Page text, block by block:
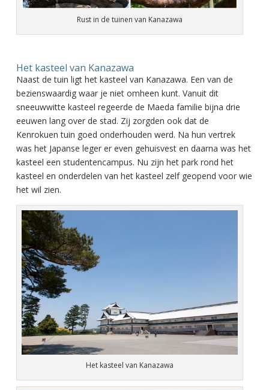
Rust in de tuinen van Kanazawa
Het kasteel van Kanazawa
Naast de tuin ligt het kasteel van Kanazawa. Een van de
bezienswaardig waar je niet omheen kunt. Vanuit dit
sneeuwwitte kasteel regeerde de Maeda familie bijna drie
eeuwen lang over de stad. Zij zorgden ook dat de
Kenrokuen tuin goed onderhouden werd. Na hun vertrek
was het Japanse leger er even gehuisvest en daarna was het
kasteel een studentencampus. Nu zijn het park rond het
kasteel en onderdelen van het kasteel zelf geopend voor wie
het wil zien.
Het kasteel van Kanazawa